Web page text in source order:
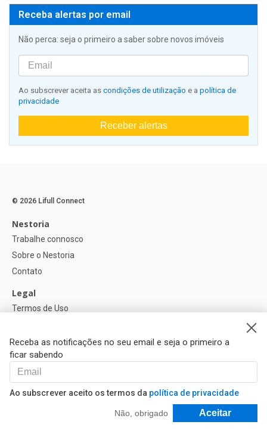
Receba alertas por email
Não perca: seja o primeiro a saber sobre novos imóveis
Ao subscrever aceita as condições de utilização e a política de
privacidade
Receber alertas
Receba as notificações no seu email e seja o primeiro a
ficar sabendo
Ao subscrever aceito os termos da política de privacidade
Não, obrigado Aceitar
Filtrar e Classificar
© 2026 Lifull Connect
Nestoria
Trabalhe connosco
Sobre o Nestoria
Contato
Legal
Termos de Uso
Política de Cookies
Ajuda
FAQ
Nossos Parceiros